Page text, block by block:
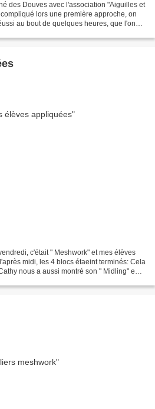
des Douves avec l'association "Aiguilles et
lors une première approche, on
au bout de quelques heures, que l'on
c'était " Meshwork" et mes élèves
midi, les 4 blocs étaeint terminés: Cela
nous a aussi montré son " Midling" en